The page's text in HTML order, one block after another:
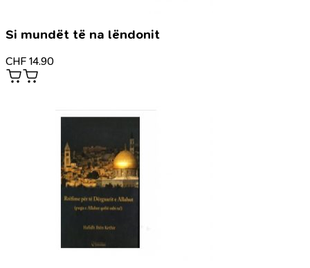
Si mundët të na lëndonit
CHF 14.90